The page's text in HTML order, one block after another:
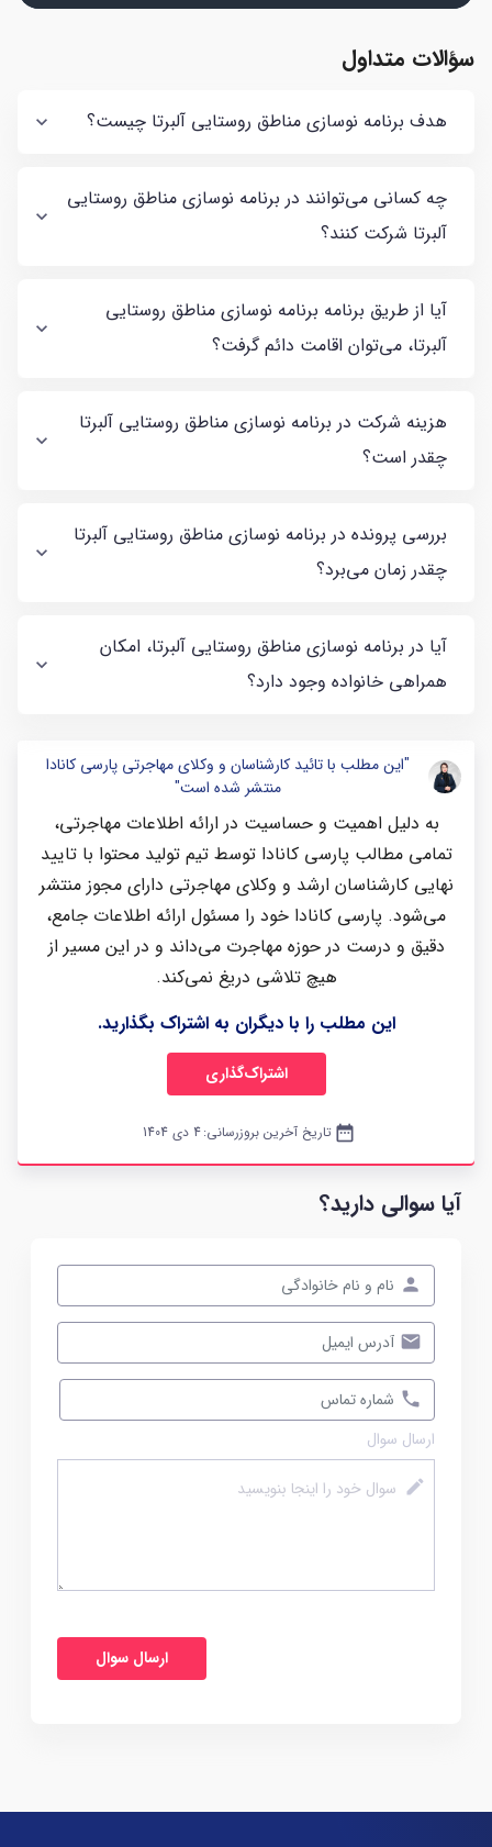
سؤالات متداول
هدف برنامه نوسازی مناطق روستایی آلبرتا چیست؟
چه کسانی می‌توانند در برنامه نوسازی مناطق روستایی
آلبرتا شرکت کنند؟
آیا از طریق برنامه برنامه نوسازی مناطق روستایی
آلبرتا، می‌توان اقامت دائم گرفت؟
هزینه شرکت در برنامه نوسازی مناطق روستایی آلبرتا
چقدر است؟
بررسی پرونده در برنامه نوسازی مناطق روستایی آلبرتا
چقدر زمان می‌برد؟
آیا در برنامه نوسازی مناطق روستایی آلبرتا، امکان
همراهی خانواده وجود دارد؟
"این مطلب با تائید کارشناسان و وکلای مهاجرتی پارسی کانادا
منتشر شده است"
به دلیل اهمیت و حساسیت در ارائه اطلاعات مهاجرتی،
تمامی مطالب پارسی کانادا توسط تیم تولید محتوا با تایید
نهایی کارشناسان ارشد و وکلای مهاجرتی دارای مجوز منتشر
می‌شود. پارسی کانادا خود را مسئول ارائه اطلاعات جامع،
دقیق و درست در حوزه مهاجرت می‌داند و در این مسیر از
هیچ تلاشی دریغ نمی‌کند.
این مطلب را با دیگران به اشتراک بگذارید.
اشتراک‌گذاری
date_range تاریخ آخرین بروزرسانی:4 دی 1404
آیا سوالی دارید؟
ارسال سوال